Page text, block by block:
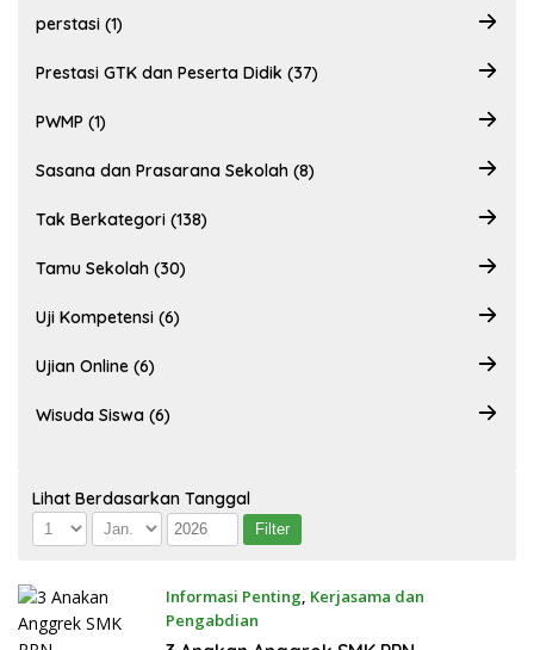
perstasi (1)
Prestasi GTK dan Peserta Didik (37)
PWMP (1)
Sasana dan Prasarana Sekolah (8)
Tak Berkategori (138)
Tamu Sekolah (30)
Uji Kompetensi (6)
Ujian Online (6)
Wisuda Siswa (6)
Lihat Berdasarkan Tanggal
Informasi Penting, Kerjasama dan
Pengabdian